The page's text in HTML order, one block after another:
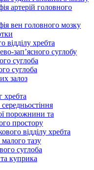
артерій головного
вен головного мозку
хребта
зап’ясного суглобу
суглоба
суглоба
залоз
хребта
порожнини та
простору
відділу хребта
тазу
суглоба
куприка